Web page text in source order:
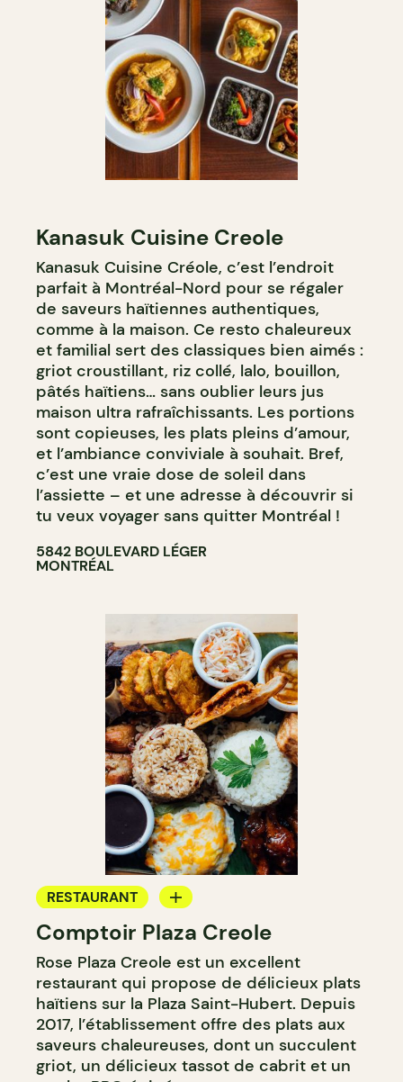
Kanasuk Cuisine Creole
Kanasuk Cuisine Créole, c’est l’endroit
parfait à Montréal-Nord pour se régaler
de saveurs haïtiennes authentiques,
comme à la maison. Ce resto chaleureux
et familial sert des classiques bien aimés :
griot croustillant, riz collé, lalo, bouillon,
pâtés haïtiens… sans oublier leurs jus
maison ultra rafraîchissants. Les portions
sont copieuses, les plats pleins d’amour,
et l’ambiance conviviale à souhait. Bref,
c’est une vraie dose de soleil dans
l’assiette – et une adresse à découvrir si
tu veux voyager sans quitter Montréal !
5842 BOULEVARD LÉGER
MONTRÉAL
RESTAURANT
COMPTOIR
Comptoir Plaza Creole
Rose Plaza Creole est un excellent
restaurant qui propose de délicieux plats
haïtiens sur la Plaza Saint-Hubert. Depuis
2017, l’établissement offre des plats aux
saveurs chaleureuses, dont un succulent
griot, un délicieux tassot de cabrit et un